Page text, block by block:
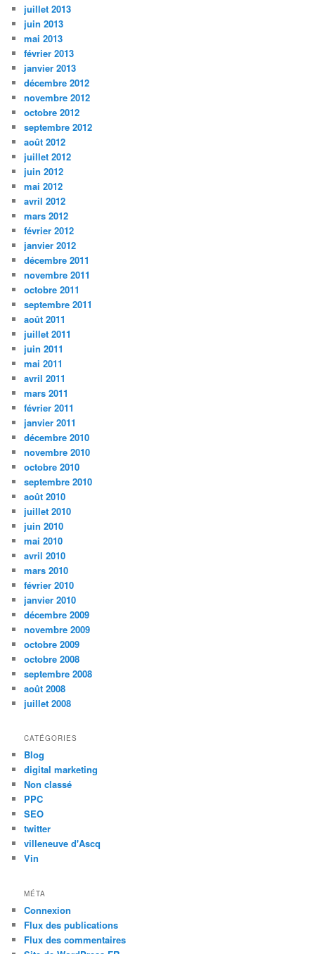
juillet 2013
juin 2013
mai 2013
février 2013
janvier 2013
décembre 2012
novembre 2012
octobre 2012
septembre 2012
août 2012
juillet 2012
juin 2012
mai 2012
avril 2012
mars 2012
février 2012
janvier 2012
décembre 2011
novembre 2011
octobre 2011
septembre 2011
août 2011
juillet 2011
juin 2011
mai 2011
avril 2011
mars 2011
février 2011
janvier 2011
décembre 2010
novembre 2010
octobre 2010
septembre 2010
août 2010
juillet 2010
juin 2010
mai 2010
avril 2010
mars 2010
février 2010
janvier 2010
décembre 2009
novembre 2009
octobre 2009
octobre 2008
septembre 2008
août 2008
juillet 2008
CATÉGORIES
Blog
digital marketing
Non classé
PPC
SEO
twitter
villeneuve d'Ascq
Vin
MÉTA
Connexion
Flux des publications
Flux des commentaires